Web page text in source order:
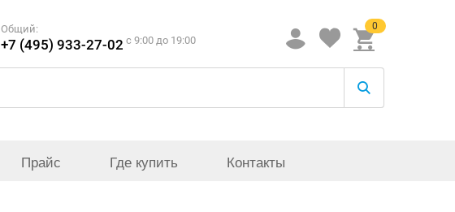
Общий:
+7 (495) 933-27-02 c 9:00 до 19:00
0
Прайс Где купить Контакты